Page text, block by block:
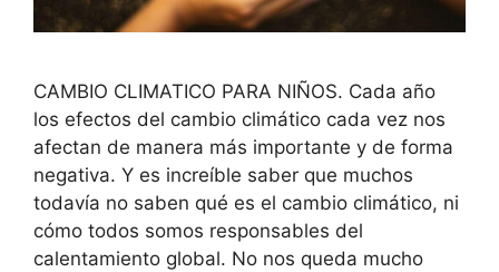
CAMBIO CLIMATICO PARA NIÑOS. Cada año
los efectos del cambio climático cada vez nos
afectan de manera más importante y de forma
negativa. Y es increíble saber que muchos
todavía no saben qué es el cambio climático, ni
cómo todos somos responsables del
calentamiento global. No nos queda mucho